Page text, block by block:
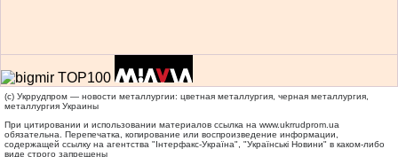
(c) Укррудпром — новости металлургии: цветная металлургия, черная металлургия,
металлургия Украины
При цитировании и использовании материалов ссылка на www.ukrrudprom.ua
обязательна. Перепечатка, копирование или воспроизведение информации,
содержащей ссылку на агентства "Iнтерфакс-Україна", "Українськi Новини" в каком-либо
виде строго запрещены